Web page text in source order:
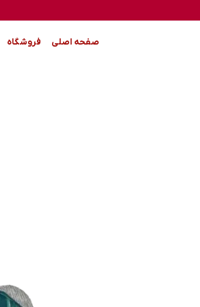
to
صفحه اصلی فروشگاه